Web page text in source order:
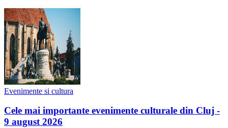
Evenimente si cultura
Cele mai importante evenimente culturale din Cluj -
9 august 2026